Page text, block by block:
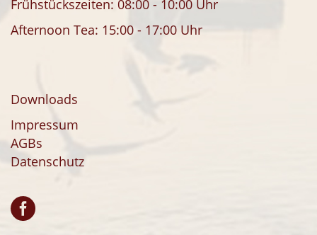
Frühstückszeiten: 08:00 - 10:00 Uhr
Afternoon Tea: 15:00 - 17:00 Uhr
Downloads
Impressum
AGBs
Datenschutz